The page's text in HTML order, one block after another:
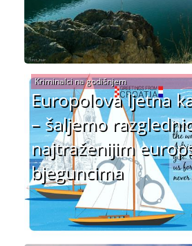
Europolova ljetna
– šaljemo
najtraženijim
bjeguncima
Kriminalci na godišnjem